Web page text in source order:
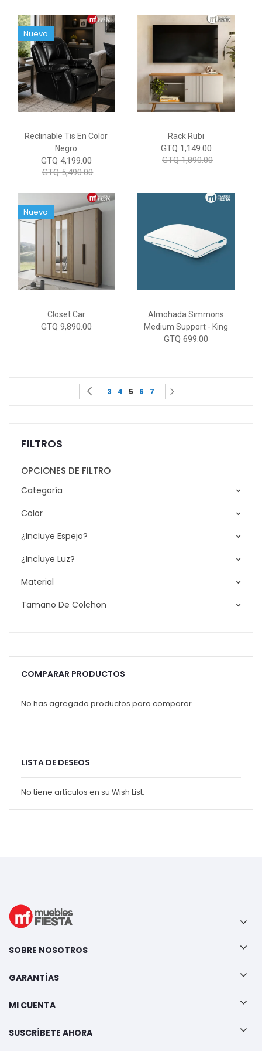
Reclinable Tis En Color
Negro
Nuevo
GTQ 4,199.00
GTQ 5,490.00
Rack Rubi
GTQ 1,149.00
GTQ 1,890.00
Closet Car
Nuevo
GTQ 9,890.00
Almohada Simmons
Medium Support - King
GTQ 699.00
Page Page
Previous
Page
3 Page
4
You're currently reading page
5 Page
6 Page
7 Page
FILTROS
OPCIONES DE FILTRO
Categoría
Color
¿Incluye Espejo?
¿Incluye Luz?
Material
Tamano De Colchon
COMPARAR PRODUCTOS
No has agregado productos para comparar.
LISTA DE DESEOS
No tiene artículos en su Wish List.
SOBRE NOSOTROS
GARANTÍAS
MI CUENTA
SUSCRÍBETE AHORA